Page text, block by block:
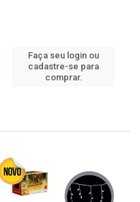
Faça seu login ou
cadastre-se para
comprar.